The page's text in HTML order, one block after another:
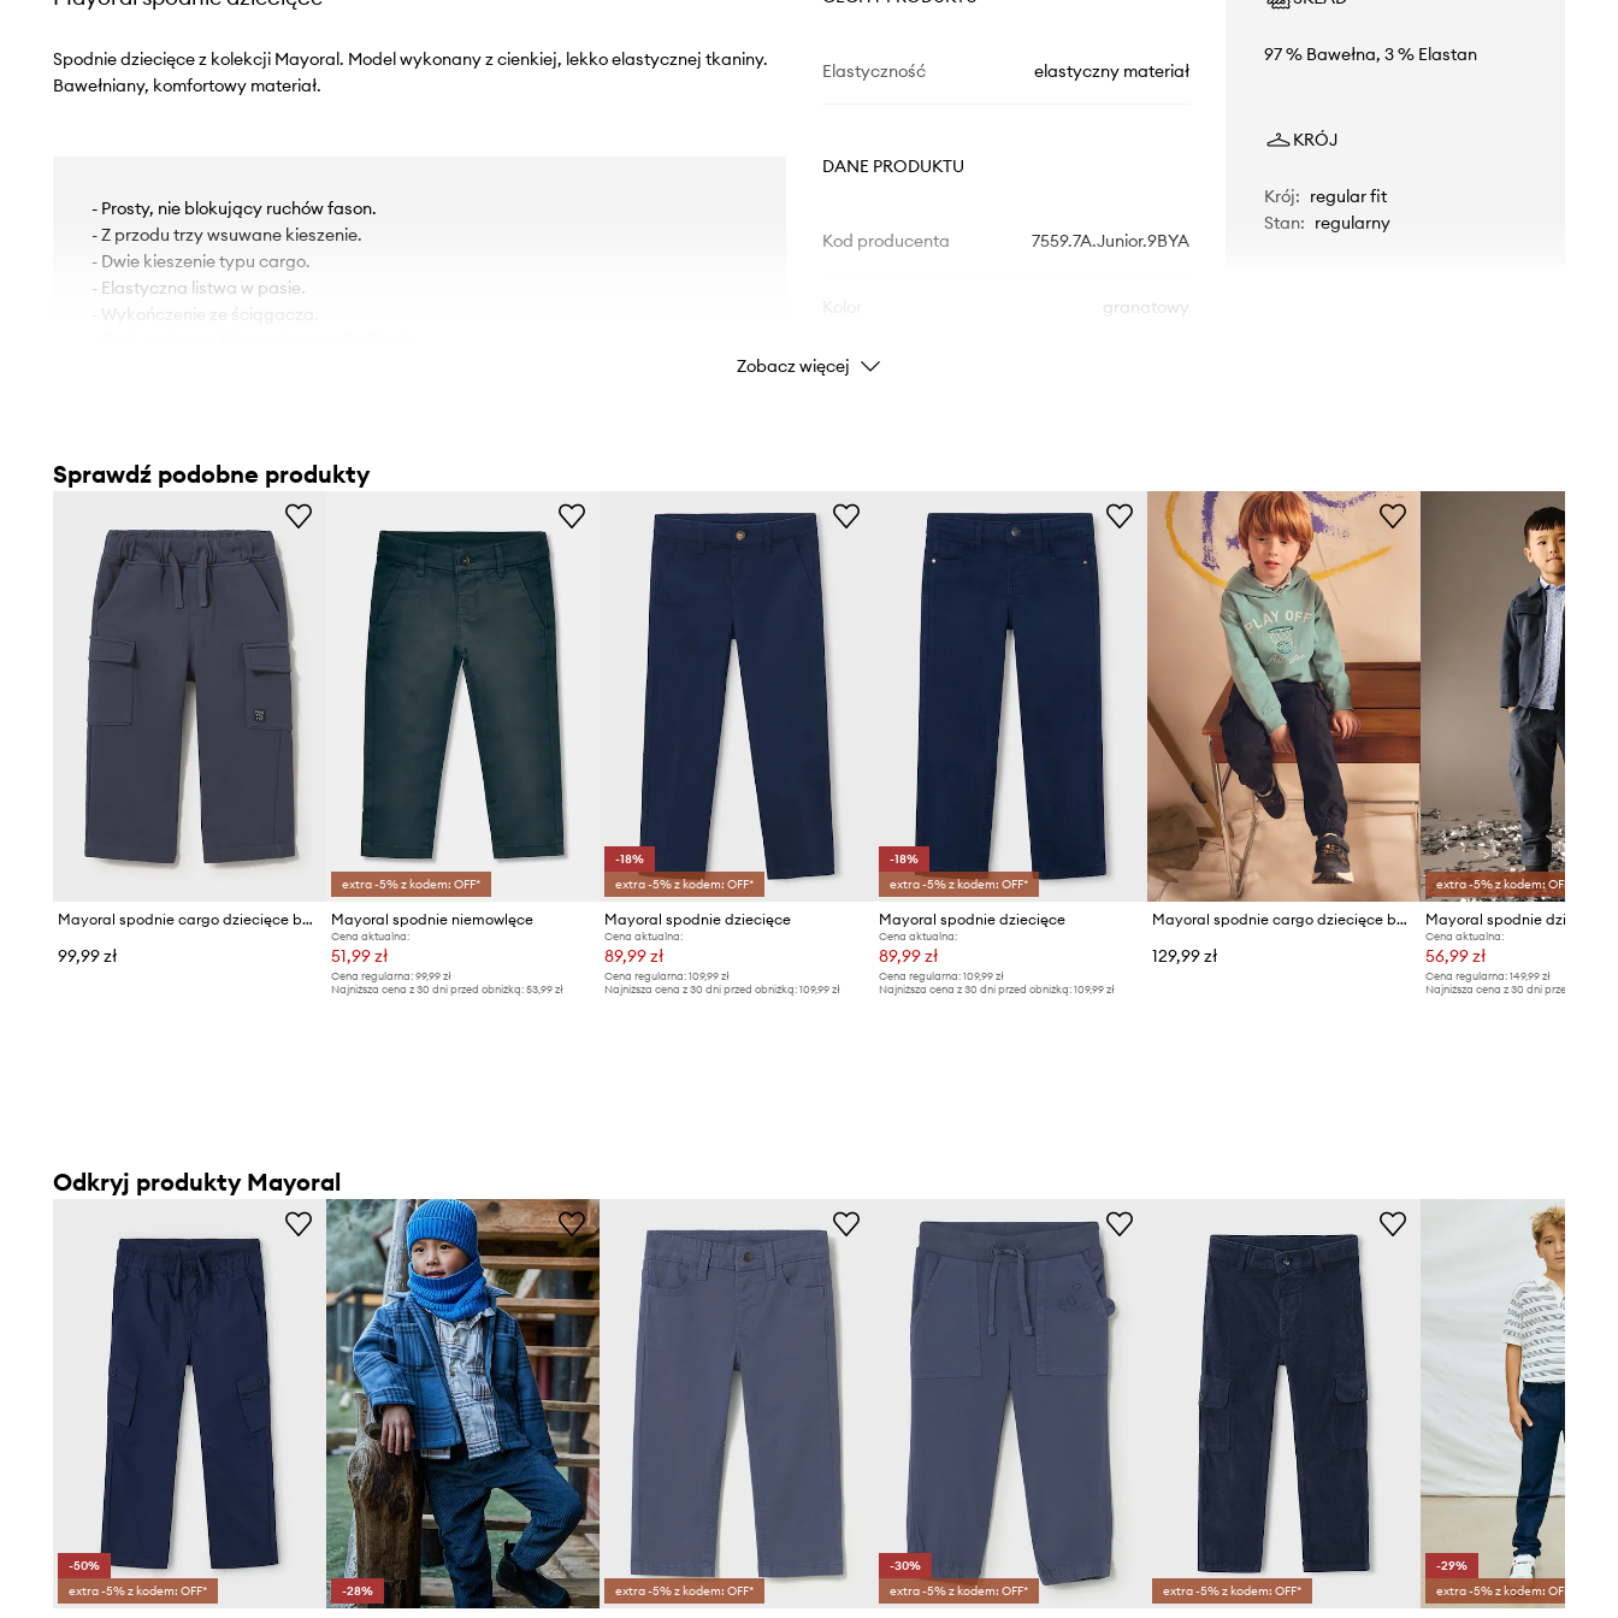
Spodnie dziecięce z kolekcji Mayoral. Model wykonany z cienkiej, lekko elastycznej tkaniny.
Bawełniany, komfortowy materiał.
- Prosty, nie blokujący ruchów fason.
- Z przodu trzy wsuwane kieszenie.
- Dwie kieszenie typu cargo.
- Elastyczna listwa w pasie.
- Wykończenie ze ściągacza.
Elastyczność elastyczny materiał
DANE PRODUKTU
Kod producenta 7559.7A.Junior.9BYA
granatowy
Marka
ID Produktu
97 % Bawełna, 3 % Elastan
KRÓJ
Krój: regular fit
Stan: regularny
Zobacz więcej
Sprawdź podobne produkty
Mayoral spodnie cargo dziecięce bawełniane
99,99 zł
extra -5% z kodem: OFF*
Mayoral spodnie niemowlęce
Cena aktualna:
51,99 zł
Cena regularna:99,99 zł
Najniższa cena z 30 dni przed obniżką:53,99 zł
-18%
extra -5% z kodem: OFF*
Mayoral spodnie dziecięce
Cena aktualna:
89,99 zł
Cena regularna: 109,99 zł
Najniższa cena z 30 dni przed obniżką: 109,99 zł
-18%
extra -5% z kodem: OFF*
Mayoral spodnie dziecięce
Cena aktualna:
89,99 zł
Cena regularna: 109,99 zł
Najniższa cena z 30 dni przed obniżką: 109,99 zł
Mayoral spodnie cargo dziecięce bawełniane z elastanem
129,99 zł
extra -5% z kodem: OFF*
Mayoral spodnie dziecięce
Cena aktualna:
56,99 zł
Cena regularna: 149,99 zł
Najniższa cena z 30 dni przed obniżką:
Odkryj produkty Mayoral
-50%
extra -5% z kodem: OFF*
-28% extra -5% z kodem: OFF*
-30%
extra -5% z kodem: OFF*
extra -5% z kodem: OFF*
-29%
extra -5% z kodem: OFF*